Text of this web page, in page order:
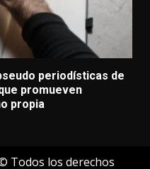
periodísticas de
promueven
propia
Todos los derechos